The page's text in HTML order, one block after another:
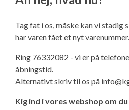
Adria Astella
Next
Hobby Prestige
Hobby Maxia
Ny campingvogn - godt at
Lille campingvogn
Finansiering af
Vil du sælge din
Brugte telte og udstyr
Adria Coral
Adria Compact
Internet i
Aircondition og
Gas-komfort i din
Sikker handel
Klagemuligheder
Tag fat i os, måske kan vi stadig
har varen fået et nyt varenummer.
Ring 76332082 - vi er på
åbningstid.
Alternativt skriv til os på
Kig ind i vores webshop om